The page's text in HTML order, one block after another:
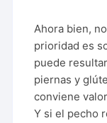
Ahora bien,
prioridad es
puede
piernas y
conviene
Y si el pecho